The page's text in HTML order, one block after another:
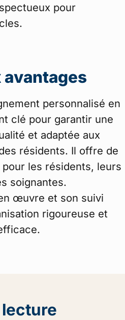
pour
avantages
personnalisé en
clé pour garantir une
et adaptée aux
résidents. Il offre de
les résidents, leurs
soignantes.
œuvre et son suivi
rigoureuse et